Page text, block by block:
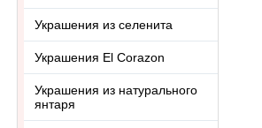
Украшения из селенита
Украшения El Corazon
Украшения из натурального
янтаря